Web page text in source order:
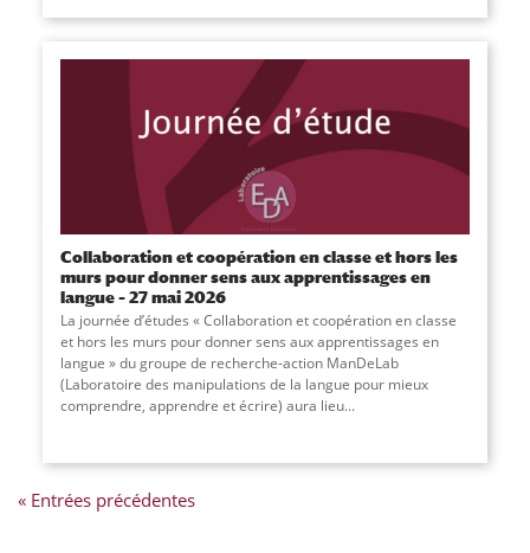
Collaboration et coopération en classe et hors les
murs pour donner sens aux apprentissages en
langue – 27 mai 2026
La journée d’études « Collaboration et coopération en classe
et hors les murs pour donner sens aux apprentissages en
langue » du groupe de recherche-action ManDeLab
(Laboratoire des manipulations de la langue pour mieux
comprendre, apprendre et écrire) aura lieu...
« Entrées précédentes